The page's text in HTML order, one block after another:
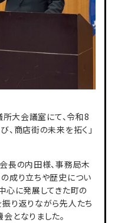
大会議室にて、令和8
、商店街の未来を拓く」
長の内田様、事務局木
成り立ちや歴史につい
心に発展してきた町の
り返りながら先人たち
となりました。